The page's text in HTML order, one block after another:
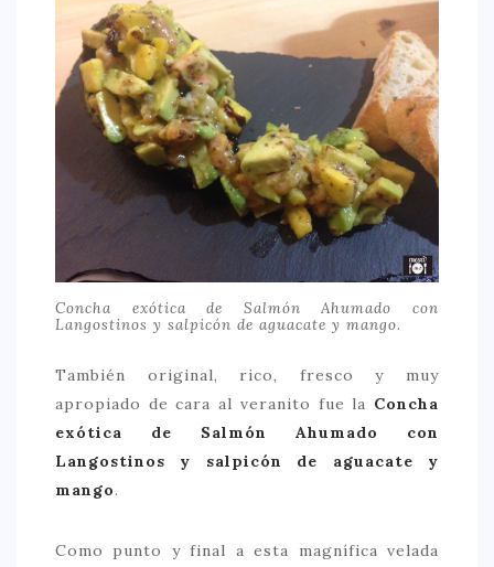
Concha exótica de Salmón Ahumado con
Langostinos y salpicón de aguacate y mango.
También original, rico, fresco y muy
apropiado de cara al veranito fue la Concha
exótica de Salmón Ahumado con
Langostinos y salpicón de aguacate y
mango.
Como punto y final a esta magnífica velada